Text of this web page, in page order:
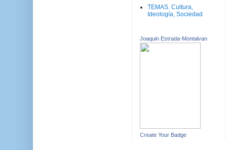
TEMAS. Cultura,
Ideología, Sociedad
Joaquin Estrada-Montalvan
Create Your Badge